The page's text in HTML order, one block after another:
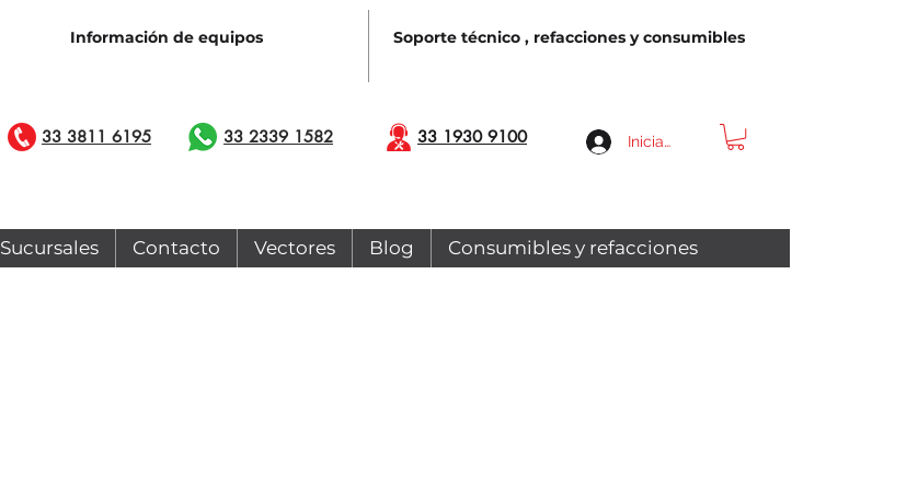
Información de equipos Soporte técnico , refacciones y consumibles
33 2339 1582
33 3811 6195 33 1930 9100 Iniciar sesión
Sucursales Contacto Vectores Blog Consumibles y refacciones